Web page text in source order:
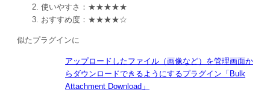
使いやすさ：★★★★★
おすすめ度：★★★★☆
似たプラグインに
アップロードしたファイル（画像など）を管理画面か
らダウンロードできるようにするプラグイン「Bulk
Attachment Download」